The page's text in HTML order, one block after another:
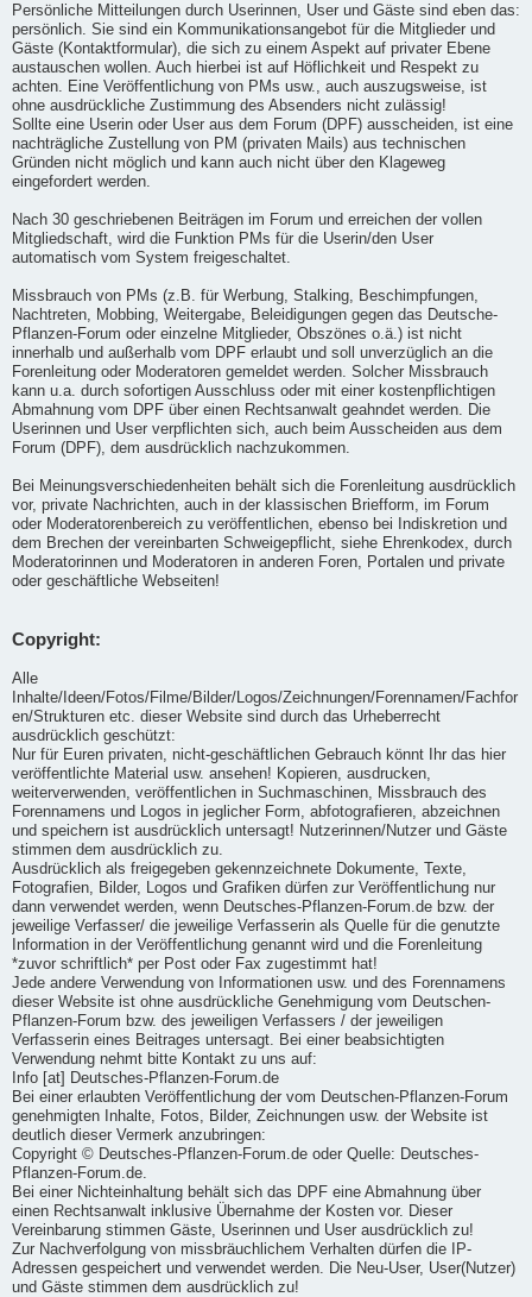
Persönliche Mitteilungen durch Userinnen, User und Gäste sind eben das:
persönlich. Sie sind ein Kommunikationsangebot für die Mitglieder und
Gäste (Kontaktformular), die sich zu einem Aspekt auf privater Ebene
austauschen wollen. Auch hierbei ist auf Höflichkeit und Respekt zu
achten. Eine Veröffentlichung von PMs usw., auch auszugsweise, ist
ohne ausdrückliche Zustimmung des Absenders nicht zulässig!
Sollte eine Userin oder User aus dem Forum (DPF) ausscheiden, ist eine
nachträgliche Zustellung von PM (privaten Mails) aus technischen
Gründen nicht möglich und kann auch nicht über den Klageweg
eingefordert werden.
Nach 30 geschriebenen Beiträgen im Forum und erreichen der vollen
Mitgliedschaft, wird die Funktion PMs für die Userin/den User
automatisch vom System freigeschaltet.
Missbrauch von PMs (z.B. für Werbung, Stalking, Beschimpfungen,
Nachtreten, Mobbing, Weitergabe, Beleidigungen gegen das Deutsche-
Pflanzen-Forum oder einzelne Mitglieder, Obszönes o.ä.) ist nicht
innerhalb und außerhalb vom DPF erlaubt und soll unverzüglich an die
Forenleitung oder Moderatoren gemeldet werden. Solcher Missbrauch
kann u.a. durch sofortigen Ausschluss oder mit einer kostenpflichtigen
Abmahnung vom DPF über einen Rechtsanwalt geahndet werden. Die
Userinnen und User verpflichten sich, auch beim Ausscheiden aus dem
Forum (DPF), dem ausdrücklich nachzukommen.
Bei Meinungsverschiedenheiten behält sich die Forenleitung ausdrücklich
vor, private Nachrichten, auch in der klassischen Briefform, im Forum
oder Moderatorenbereich zu veröffentlichen, ebenso bei Indiskretion und
dem Brechen der vereinbarten Schweigepflicht, siehe Ehrenkodex, durch
Moderatorinnen und Moderatoren in anderen Foren, Portalen und private
oder geschäftliche Webseiten!
Copyright:
Alle
Inhalte/Ideen/Fotos/Filme/Bilder/Logos/Zeichnungen/Forennamen/Fachfor
en/Strukturen etc. dieser Website sind durch das Urheberrecht
ausdrücklich geschützt:
Nur für Euren privaten, nicht-geschäftlichen Gebrauch könnt Ihr das hier
veröffentlichte Material usw. ansehen! Kopieren, ausdrucken,
weiterverwenden, veröffentlichen in Suchmaschinen, Missbrauch des
Forennamens und Logos in jeglicher Form, abfotografieren, abzeichnen
und speichern ist ausdrücklich untersagt! Nutzerinnen/Nutzer und Gäste
stimmen dem ausdrücklich zu.
Ausdrücklich als freigegeben gekennzeichnete Dokumente, Texte,
Fotografien, Bilder, Logos und Grafiken dürfen zur Veröffentlichung nur
dann verwendet werden, wenn Deutsches-Pflanzen-Forum.de bzw. der
jeweilige Verfasser/ die jeweilige Verfasserin als Quelle für die genutzte
Information in der Veröffentlichung genannt wird und die Forenleitung
*zuvor schriftlich* per Post oder Fax zugestimmt hat!
Jede andere Verwendung von Informationen usw. und des Forennamens
dieser Website ist ohne ausdrückliche Genehmigung vom Deutschen-
Pflanzen-Forum bzw. des jeweiligen Verfassers / der jeweiligen
Verfasserin eines Beitrages untersagt. Bei einer beabsichtigten
Verwendung nehmt bitte Kontakt zu uns auf:
Info [at] Deutsches-Pflanzen-Forum.de
Bei einer erlaubten Veröffentlichung der vom Deutschen-Pflanzen-Forum
genehmigten Inhalte, Fotos, Bilder, Zeichnungen usw. der Website ist
deutlich dieser Vermerk anzubringen:
Copyright © Deutsches-Pflanzen-Forum.de oder Quelle: Deutsches-
Pflanzen-Forum.de.
Bei einer Nichteinhaltung behält sich das DPF eine Abmahnung über
einen Rechtsanwalt inklusive Übernahme der Kosten vor. Dieser
Vereinbarung stimmen Gäste, Userinnen und User ausdrücklich zu!
Zur Nachverfolgung von missbräuchlichem Verhalten dürfen die IP-
Adressen gespeichert und verwendet werden. Die Neu-User, User(Nutzer)
und Gäste stimmen dem ausdrücklich zu!